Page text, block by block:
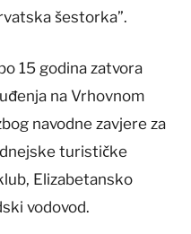
šestorka”.
15 godina zatvora
na Vrhovnom
navodne zavjere za
turističke
Elizabetansko
vodovod.